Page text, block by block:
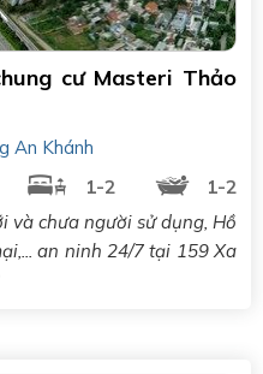
cư Masteri Thảo
An Khánh
1-2
1-2
và chưa người sử dụng, Hồ
an ninh 24/7 tại 159 Xa